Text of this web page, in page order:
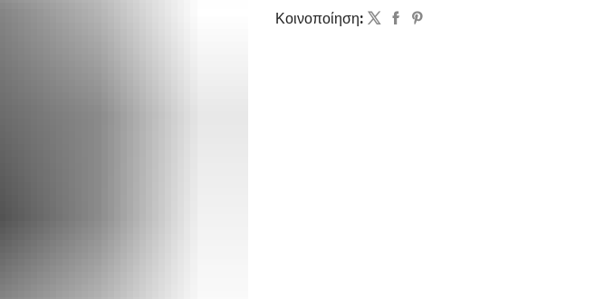
Κοινοποίηση: